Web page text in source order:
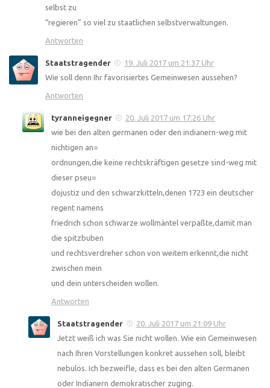
selbst zu
“regieren” so viel zu staatlichen selbstverwaltungen.
Antworten
Staatstragender
19. Juli 2017 um 21:37 Uhr
Wie soll denn Ihr favorisiertes Gemeinwesen aussehen?
Antworten
tyranneigegner
20. Juli 2017 um 17:26 Uhr
wie bei den alten germanen oder den indianern-weg mit
nichtigen an=
ordnungen,die keine rechtskräftigen gesetze sind-weg mit
dieser pseu=
dojustiz und den schwarzkitteln,denen 1723 ein deutscher
regent namens
friedrich schon schwarze wollmäntel verpaßte,damit man
die spitzbuben
und rechtsverdreher schon von weitem erkennt,die nicht
zwischen mein
und dein unterscheiden wollen.
Antworten
Staatstragender
20. Juli 2017 um 21:09 Uhr
Jetzt weiß ich was Sie nicht wollen. Wie ein Gemeinwesen
nach Ihren Vorstellungen konkret aussehen soll, bleibt
nebulös. Ich bezweifle, dass es bei den alten Germanen
oder Indianern demokratischer zuging.